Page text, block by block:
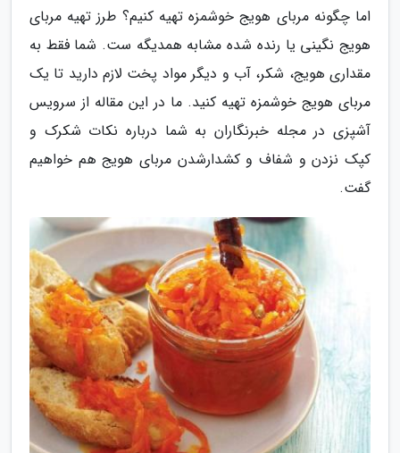
اما چگونه مربای هویج خوشمزه تهیه کنیم؟ طرز تهیه مربای
هویج نگینی یا رنده شده مشابه همدیگه ست. شما فقط به
مقداری هویج، شکر، آب و دیگر مواد پخت لازم دارید تا یک
مربای هویج خوشمزه تهیه کنید. ما در این مقاله از سرویس
آشپزی در مجله خبرنگاران به شما درباره نکات شکرک و
کپک نزدن و شفاف و کشدارشدن مربای هویج هم خواهیم
گفت.